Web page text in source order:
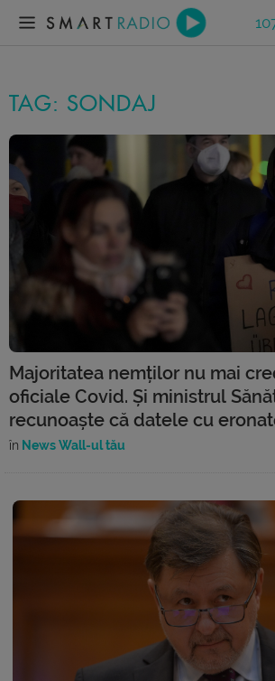
TAG: SONDAJ
Majoritatea nemților nu mai
oficiale Covid. Și ministrul
recunoaște că datele cu
în News Wall-ul tău